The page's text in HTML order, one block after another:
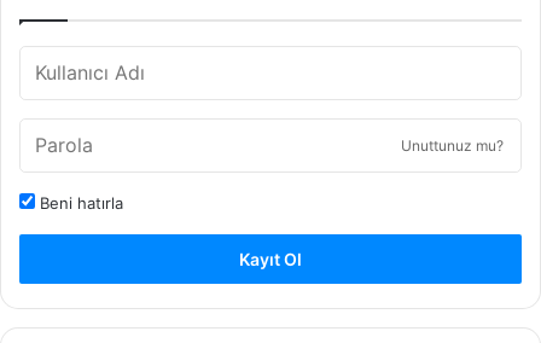
Unuttunuz mu?
Beni hatırla
Kayıt Ol